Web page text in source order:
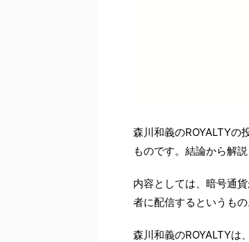
森川和義のROYALTYの
ものです。結論から解
内容としては、暗号通
者に配信するというもの
森川和義のROYALTYは